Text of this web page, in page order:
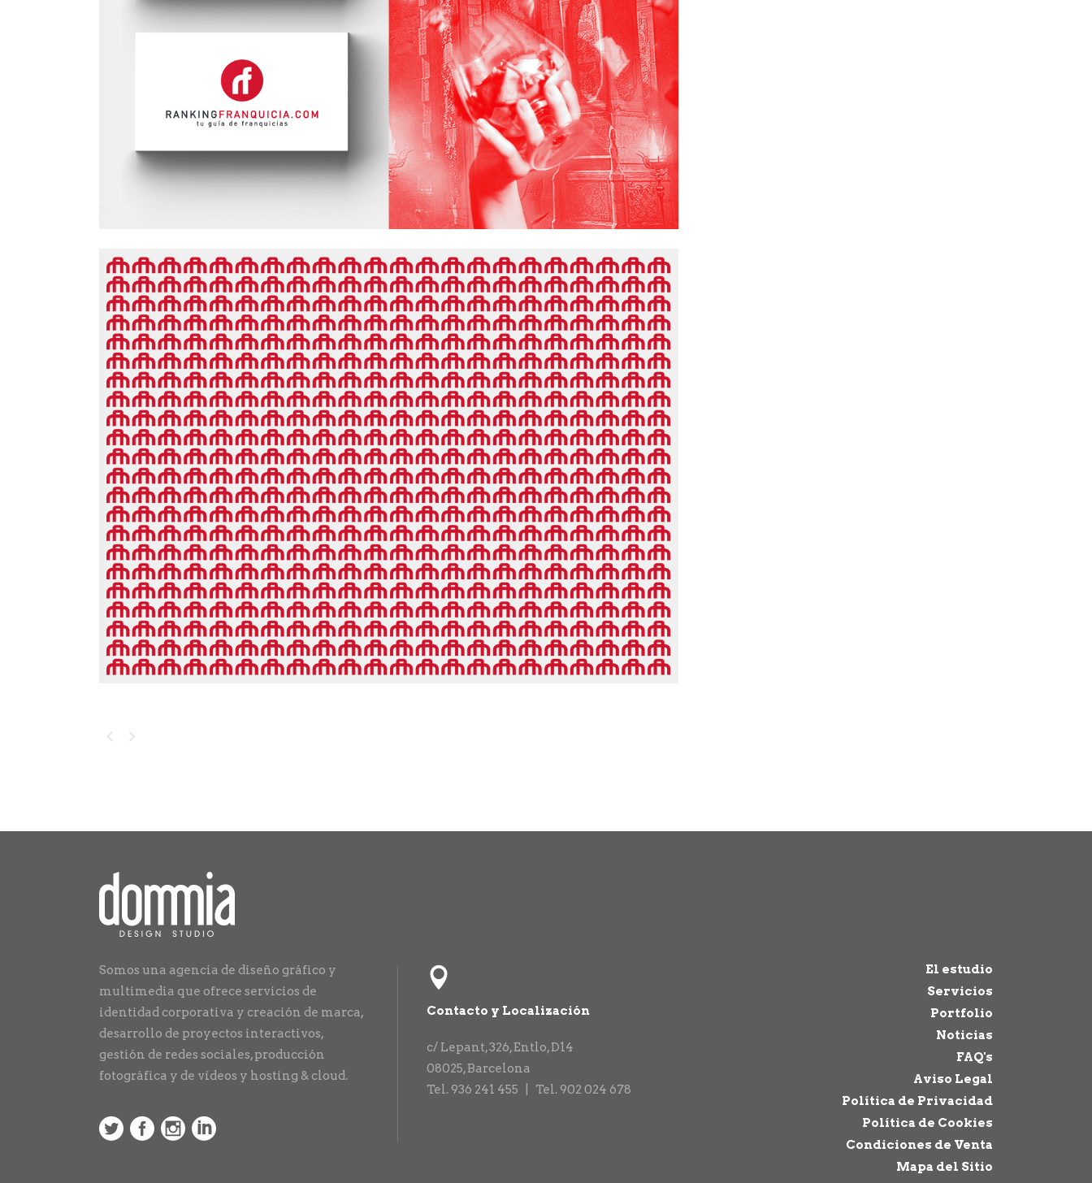
Somos una agencia de diseño gráfico y
multimedia que ofrece servicios de
identidad corporativa y creación de marca,
desarrollo de proyectos interactivos,
gestión de redes sociales, producción
fotográfica y de vídeos y hosting & cloud.
Contacto y Localización
c/ Lepant, 326, Entlo, D14
08025,Barcelona
Tel. 936 241 455 | Tel. 902 024 678
El estudio
Servicios
Portfolio
Noticias
FAQ's
Aviso Legal
Política de Privacidad
Política de Cookies
Condiciones de Venta
Mapa del Sitio